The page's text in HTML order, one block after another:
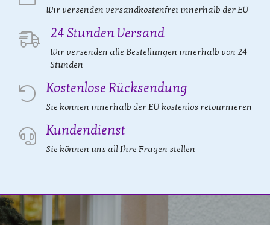
Wir versenden versandkostenfrei innerhalb der EU
24 Stunden Versand
Wir versenden alle Bestellungen innerhalb von 24
Stunden
Kostenlose Rücksendung
Sie können innerhalb der EU kostenlos retournieren
Kundendienst
Sie können uns all Ihre Fragen stellen